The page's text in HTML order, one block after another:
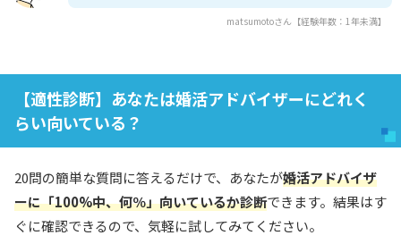
matsumotoさん【経験年数：1年未満】
【適性診断】あなたは婚活アドバイザーにどれく
らい向いている？
20問の簡単な質問に答えるだけで、あなたが婚活アドバイザ
ーに「100%中、何％」向いているか診断できます。結果はす
ぐに確認できるので、気軽に試してみてください。